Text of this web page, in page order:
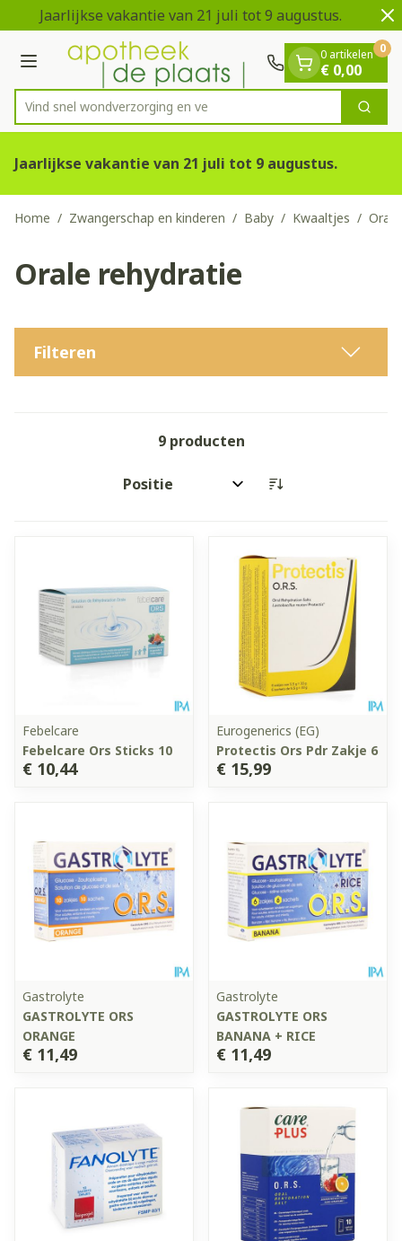
Ga naar de inhoud
1 van 2
Jaarlijkse vakantie van 21 juli tot 9 augustus.
Menu
Product, merk, categorie...
Vind snel wondverzor Zoek
0 artikelen
€ 0,00
0
Jaarlijkse vakantie van 21 juli tot 9 augustus.
Home / Zwangerschap en kinderen / Baby / Kwaaltjes /
Orale rehydratie
Filteren
9producten
Sorteer op:
Febelcare
Febelcare Ors Sticks 10
€ 10,44
Eurogenerics (EG)
Protectis Ors Pdr Zakje 6
€ 15,99
Gastrolyte
GASTROLYTE ORS
ORANGE
€ 11,49
Gastrolyte
GASTROLYTE ORS
BANANA + RICE
€ 11,49